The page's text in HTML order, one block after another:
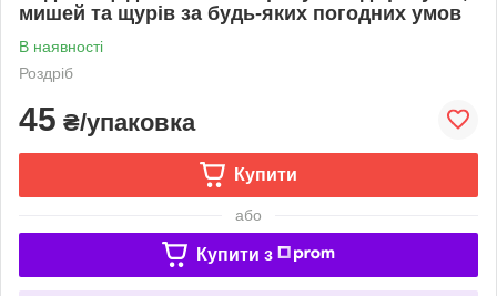
мишей та щурів за будь-яких погодних умов
В наявності
Роздріб
45 ₴/упаковка
Купити
або
Купити з